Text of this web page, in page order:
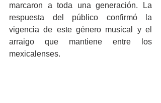
marcaron a toda una generación. La
respuesta del público confirmó la
vigencia de este género musical y el
arraigo que mantiene entre los
mexicalenses.